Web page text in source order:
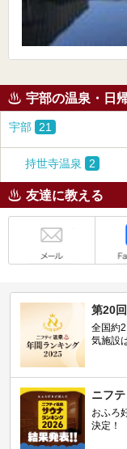
宇部の温泉・日
宇部 21
持世寺温泉 2
友達に教える
第20
全国約
気施設
ニフ
おふろ
決定！